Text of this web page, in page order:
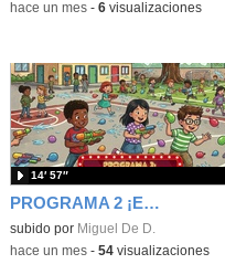
-hace un mes- 6visualizaciones
PROGRAMA 2 ¡EH, QUE SE ACABA EL CURSO! - RADIO POLARIS
Contenido educativo.
subido por Miguel De D.
14′ 57″
-hace un mes- 54visualizaciones